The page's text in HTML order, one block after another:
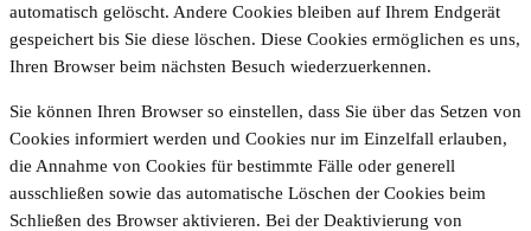
automatisch gelöscht. Andere Cookies bleiben auf Ihrem Endgerät
gespeichert bis Sie diese löschen. Diese Cookies ermöglichen es uns,
Ihren Browser beim nächsten Besuch wiederzuerkennen.
Sie können Ihren Browser so einstellen, dass Sie über das Setzen von
Cookies informiert werden und Cookies nur im Einzelfall erlauben,
die Annahme von Cookies für bestimmte Fälle oder generell
ausschließen sowie das automatische Löschen der Cookies beim
Schließen des Browser aktivieren. Bei der Deaktivierung von